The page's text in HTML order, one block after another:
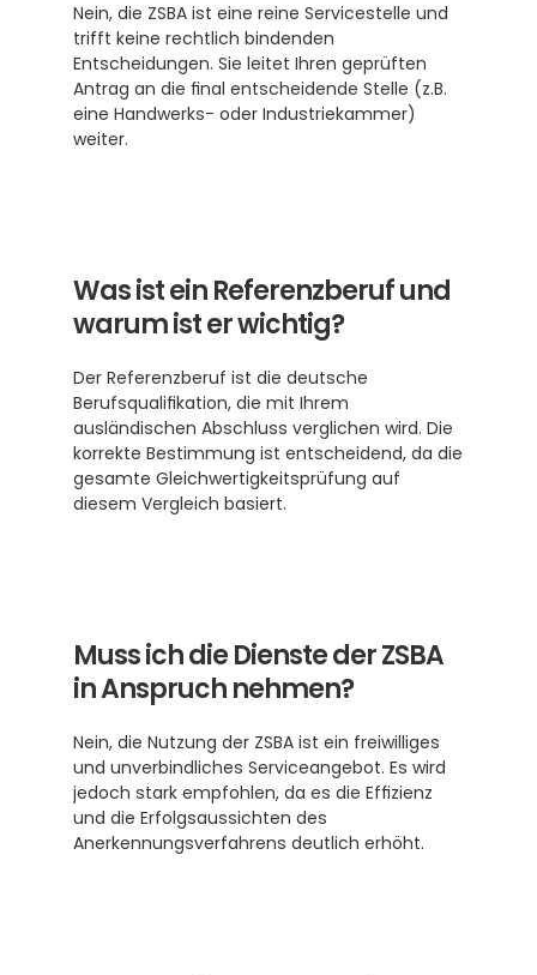
Nein, die ZSBA ist eine reine Servicestelle und
trifft keine rechtlich bindenden
Entscheidungen. Sie leitet Ihren geprüften
Antrag an die final entscheidende Stelle (z.B.
eine Handwerks- oder Industriekammer)
weiter.
Was ist ein Referenzberuf und
warum ist er wichtig?
Der Referenzberuf ist die deutsche
Berufsqualifikation, die mit Ihrem
ausländischen Abschluss verglichen wird. Die
korrekte Bestimmung ist entscheidend, da die
gesamte Gleichwertigkeitsprüfung auf
diesem Vergleich basiert.
Muss ich die Dienste der ZSBA
in Anspruch nehmen?
Nein, die Nutzung der ZSBA ist ein freiwilliges
und unverbindliches Serviceangebot. Es wird
jedoch stark empfohlen, da es die Effizienz
und die Erfolgsaussichten des
Anerkennungsverfahrens deutlich erhöht.